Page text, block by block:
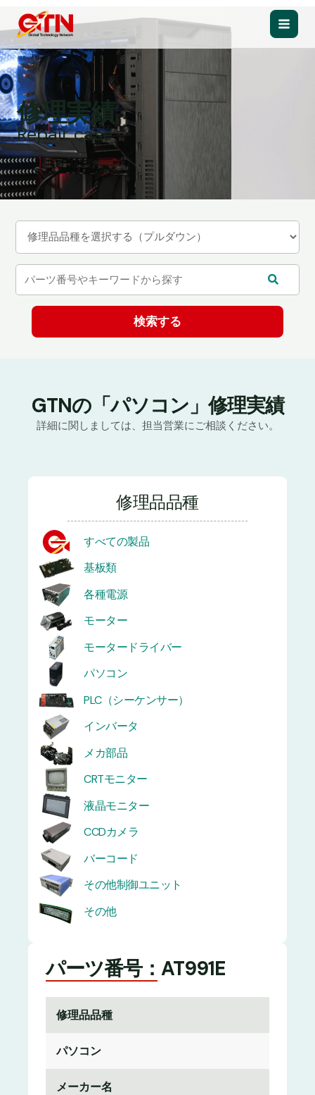
を
ス
キ
ッ
プ
Main
修理実績
Repair case
GTNの「パソコン」修理実績
詳細に関しましては、担当営業にご相談ください。
修理品品種
すべての製品
基板類
各種電源
モーター
モータードライバー
パソコン
PLC（シーケンサー）
インバータ
メカ部品
CRTモニター
液晶モニター
CCDカメラ
バーコード
その他制御ユニット
その他
パーツ番号：AT991E
修理品品種
パソコン
メーカー名